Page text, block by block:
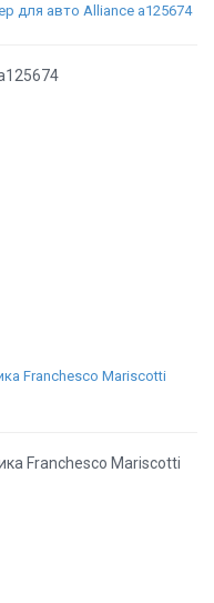
Franchesco Mariscotti